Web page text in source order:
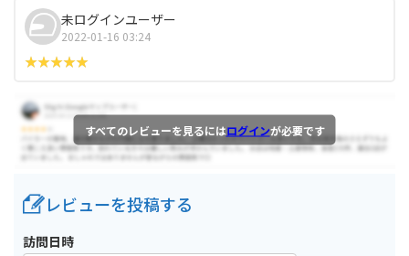
未ログインユーザー
2022-01-16 03:24
すべてのレビューを見るにはログインが必要です
レビューを投稿する
訪問日時